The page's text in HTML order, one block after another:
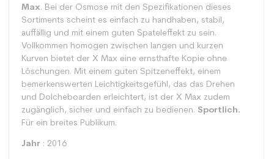
Max. Bei der Osmose mit den Spezifikationen dieses
Sortiments scheint es einfach zu handhaben, stabil,
auffällig und mit einem guten Spateleffekt zu sein.
Vollkommen homogen zwischen langen und kurzen
Kurven bietet der X Max eine ernsthafte Kopie ohne
Löschungen. Mit einem guten Spitzeneffekt, einem
bemerkenswerten Leichtigkeitsgefühl, das das Drehen
und Dolcheboarden erleichtert, ist der X Max zudem
zugänglich, sicher und einfach zu bedienen. Sportlich.
Für ein breites Publikum.
Jahr : 2016